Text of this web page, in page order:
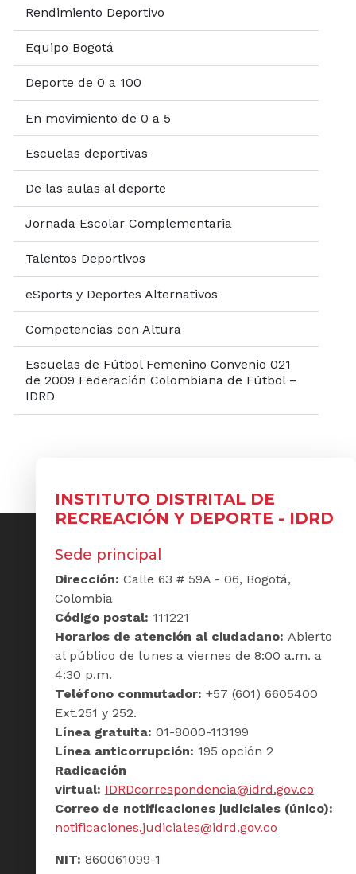
Rendimiento Deportivo
Equipo Bogotá
Deporte de 0 a 100
En movimiento de 0 a 5
Escuelas deportivas
De las aulas al deporte
Jornada Escolar Complementaria
Talentos Deportivos
eSports y Deportes Alternativos
Competencias con Altura
Escuelas de Fútbol Femenino Convenio 021
de 2009 Federación Colombiana de Fútbol –
IDRD
INSTITUTO DISTRITAL DE
RECREACIÓN Y DEPORTE - IDRD
Sede principal
Dirección: Calle 63 # 59A - 06, Bogotá,
Colombia
Código postal: 111221
Horarios de atención al ciudadano: Abierto
al público de lunes a viernes de 8:00 a.m. a
4:30 p.m.
Teléfono conmutador: +57 (601) 6605400
Ext.251 y 252.
Línea gratuita: 01-8000-113199
Línea anticorrupción: 195 opción 2
Radicación
virtual: IDRDcorrespondencia@idrd.gov.co
Correo de notificaciones judiciales (único):
notificaciones.judiciales@idrd.gov.co
NIT: 860061099-1